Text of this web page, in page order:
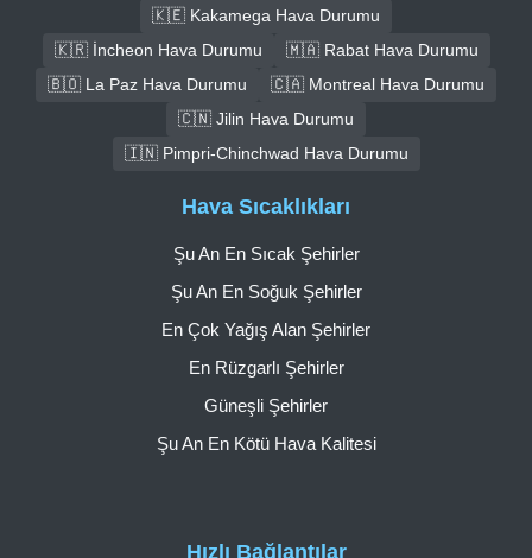
🇰🇪 Kakamega Hava Durumu
🇰🇷 İncheon Hava Durumu
🇲🇦 Rabat Hava Durumu
🇧🇴 La Paz Hava Durumu
🇨🇦 Montreal Hava Durumu
🇨🇳 Jilin Hava Durumu
🇮🇳 Pimpri-Chinchwad Hava Durumu
Hızlı Bağlantılar
Hava Sıcaklıkları
Şu An En Sıcak Şehirler
Şu An En Soğuk Şehirler
En Çok Yağış Alan Şehirler
En Rüzgarlı Şehirler
Güneşli Şehirler
Şu An En Kötü Hava Kalitesi